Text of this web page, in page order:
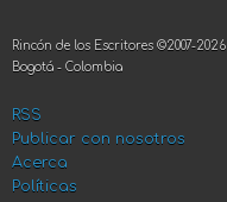
r
.
.
Rincón de los Escritores ©2007-2026
Bogotá - Colombia
RSS
Publicar con nosotros
Acerca
Políticas